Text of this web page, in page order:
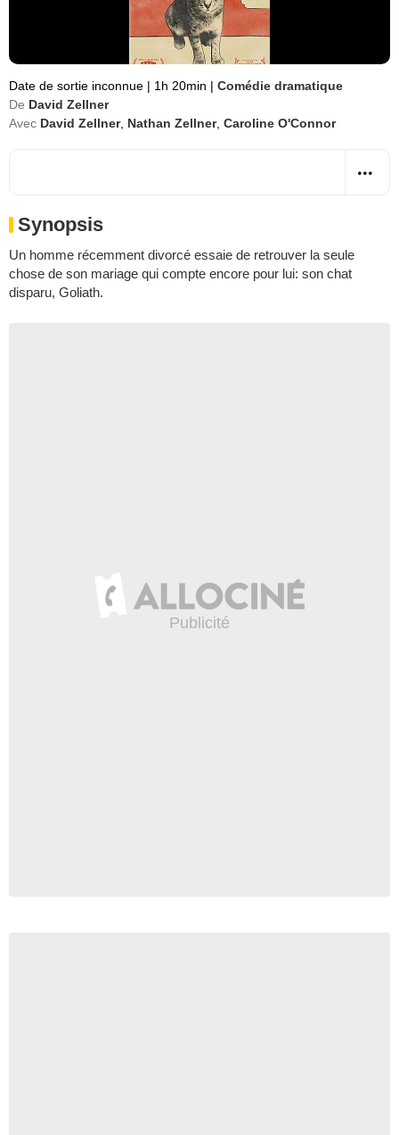
Date de sortie inconnue | 1h 20min | Comédie dramatique
De David Zellner
Avec David Zellner, Nathan Zellner, Caroline O'Connor
Synopsis
Un homme récemment divorcé essaie de retrouver la seule
chose de son mariage qui compte encore pour lui: son chat
disparu, Goliath.